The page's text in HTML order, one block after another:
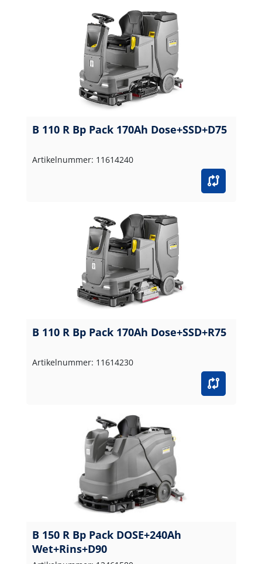
B 110 R Bp Pack 170Ah Dose+SSD+D75
Artikelnummer: 11614240
B 110 R Bp Pack 170Ah Dose+SSD+R75
Artikelnummer: 11614230
B 150 R Bp Pack DOSE+240Ah
Wet+Rins+D90